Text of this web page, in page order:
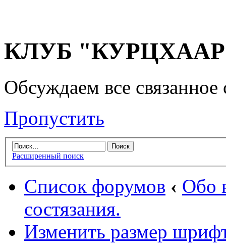
КЛУБ "КУРЦХААР"
Обсуждаем все
Пропустить
Расширенный поиск
Список форумов ‹ Обо
состязания.
Изменить размер